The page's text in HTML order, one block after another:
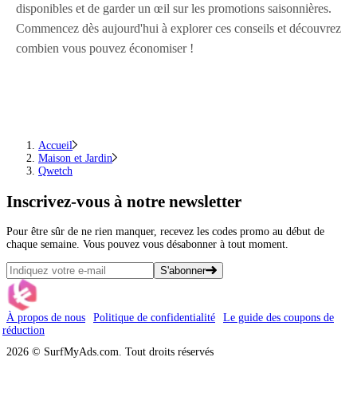
disponibles et de garder un œil sur les promotions saisonnières.
Commencez dès aujourd'hui à explorer ces conseils et découvrez
combien vous pouvez économiser !
Accueil
Maison et Jardin
Qwetch
Inscrivez-vous à notre newsletter
Pour être sûr de ne rien manquer, recevez les codes promo au début de
chaque semaine. Vous pouvez vous désabonner à tout moment.
S'abonner
À propos de nous Politique de confidentialité
Le guide des coupons de
réduction
2026 © SurfMyAds.com. Tout droits réservés